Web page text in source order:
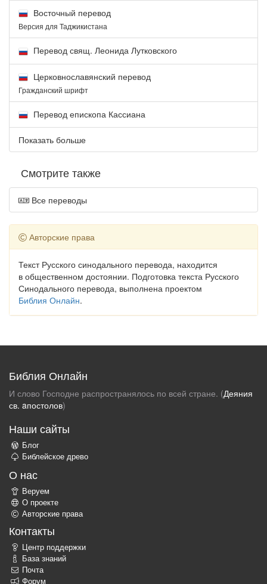
Восточный перевод
Версия для Таджикистана
Перевод свящ. Леонида Лутковского
Церковнославянский перевод
Гражданский шрифт
Перевод епископа Кассиана
Показать больше
Смотрите также
Все переводы
Авторские права
Текст Русского синодального перевода, находится
в общественном достоянии. Подготовка текста Русского
Синодального перевода, выполнена проектом
Библия Онлайн.
Библия Онлайн
И слово Господне распространялось по всей стране. (Деяния
св. aпостолов)
Наши сайты
Блог
Библейское древо
О нас
Веруем
О проекте
Авторские права
Контакты
Центр поддержки
База знаний
Почта
Форум